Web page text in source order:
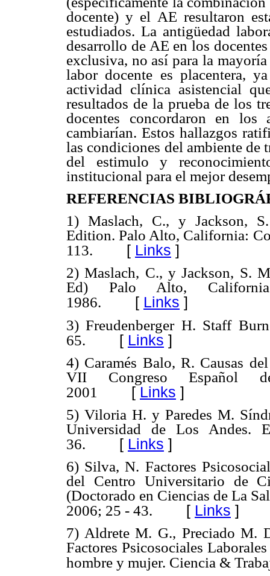
docente) y el AE resultaron
estudiados. La antigüedad
desarrollo de AE en los
exclusiva, no así para la
labor docente es placentera,
actividad clínica asistencial
resultados de la prueba de los
docentes concordaron en
cambiarían. Estos hallazgos
las condiciones del ambiente de
del estimulo y
institucional para el mejor
REFERENCIAS
1) Maslach, C., y Jackson,
Edition. Palo Alto, California:
113. [ Links ]
2) Maslach, C., y Jackson, S.
Ed) Palo Alto,
1986. [ Links ]
3) Freudenberger H. Staff
65. [ Links ]
4) Caramés Balo, R. Causas
VII Congreso Español
2001
[ Links ]
5) Viloria H. y Paredes M.
Universidad de Los Andes.
36. [ Links ]
6) Silva, N. Factores
del Centro Universitario de
(Doctorado en Ciencias de La
2006; 25 - 43. [ Links ]
7) Aldrete M. G., Preciado M.
Factores Psicosociales
hombre y mujer. Ciencia &